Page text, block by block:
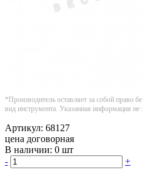
*Производитель оставляет за собой право
вид инструмента. Указанная информация
Артикул: 68127
цена договорная
В наличии: 0 шт
-
+